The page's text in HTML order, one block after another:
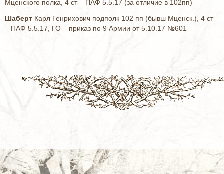
Мценского полка, 4 ст – ПАФ 5.5.17 (за отличие в 102пп)
Шаберт Карл Генрихович подполк 102 пп (бывш Мценск.), 4 ст
– ПАФ 5.5.17, ГО – приказ по 9 Армии от 5.10.17 №601